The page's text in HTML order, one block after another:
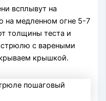
всплывут на
на медленном огне 5-7
толщины теста и
с вареными
крышкой.